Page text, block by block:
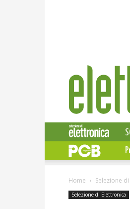
Elettronica
News
Home Selezione
Selezione di Elettronica